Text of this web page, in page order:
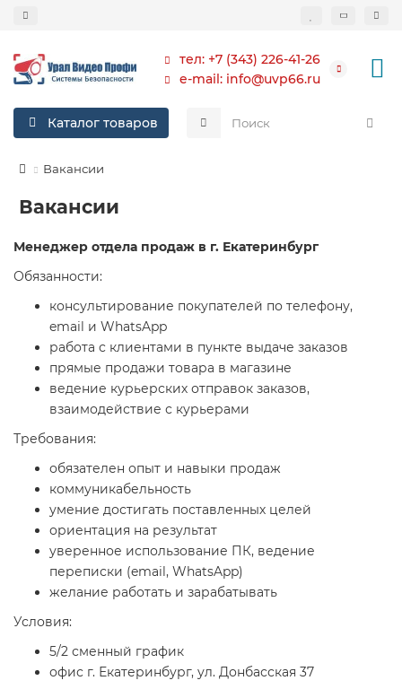
тел: +7 (343) 226-41-26
e-mail: info@uvp66.ru
Каталог товаров
Вакансии
Вакансии
Менеджер отдела продаж в г. Екатеринбург
Обязанности:
консультирование покупателей по телефону,
email и WhatsApp
работа с клиентами в пункте выдаче заказов
прямые продажи товара в магазине
ведение курьерских отправок заказов,
взаимодействие с курьерами
Требования:
обязателен опыт и навыки продаж
коммуникабельность
умение достигать поставленных целей
ориентация на результат
уверенное использование ПК, ведение
переписки (email, WhatsApp)
желание работать и зарабатывать
Условия:
5/2 сменный график
офис г. Екатеринбург, ул. Донбасская 37